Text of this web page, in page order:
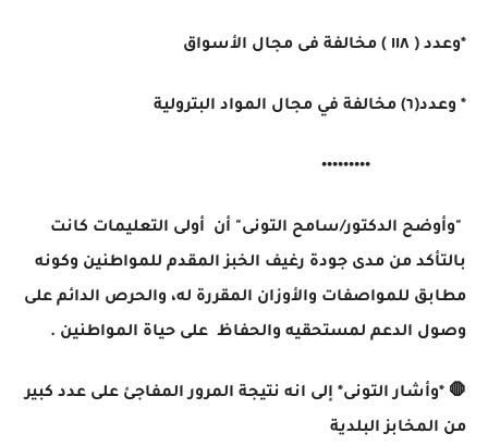
*وعدد ( ١١٨ ) مخالفة فى مجال الأسواق
* وعدد(٦) مخالفة في مجال المواد البترولية
•••••••••
"وأوضح الدكتور/سامح التونى" أن أولى التعليمات كانت
بالتأكد من مدى جودة رغيف الخبز المقدم للمواطنين وكونه
مطابق للمواصفات والأوزان المقررة له، والحرص الدائم على
وصول الدعم لمستحقيه والحفاظ على حياة المواطنين .
🛑 *وأشار التونى* إلى انه نتيجة المرور المفاجئ على عدد كبير
من المخابز البلدية